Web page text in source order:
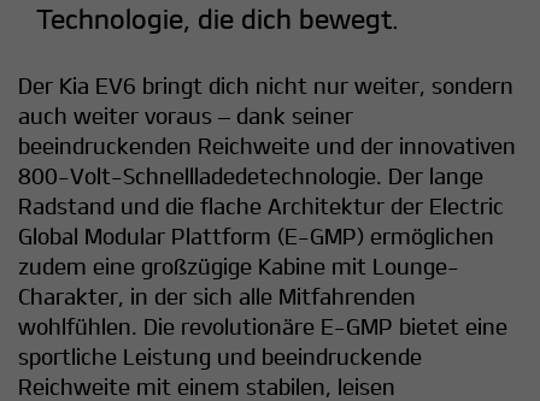
Technologie, die dich bewegt.
Der Kia EV6 bringt dich nicht nur weiter, sondern
auch weiter voraus – dank seiner
beeindruckenden Reichweite und der innovativen
800-Volt-Schnellladedetechnologie. Der lange
Radstand und die flache Architektur der Electric
Global Modular Plattform (E-GMP) ermöglichen
zudem eine großzügige Kabine mit Lounge-
Charakter, in der sich alle Mitfahrenden
wohlfühlen. Die revolutionäre E-GMP bietet eine
sportliche Leistung und beeindruckende
Reichweite mit einem stabilen, leisen